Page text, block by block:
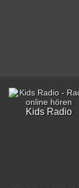
Kids Radio